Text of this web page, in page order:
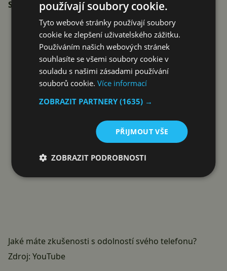
Samsungu.
Reklama
Jaké máte zkušenosti s odolností svého telefonu?
Zdroj: YouTube
používají soubory cookie.
Tyto webové stránky používají soubory
cookie ke zlepšení uživatelského zážitku.
Používáním našich webových stránek
souhlasíte se všemi soubory cookie v
souladu s našimi zásadami používání
souborů cookie.Více informací
ZOBRAZIT PARTNERY(1635) →
PŘIJMOUT VŠE
ZOBRAZIT PODROBNOSTI